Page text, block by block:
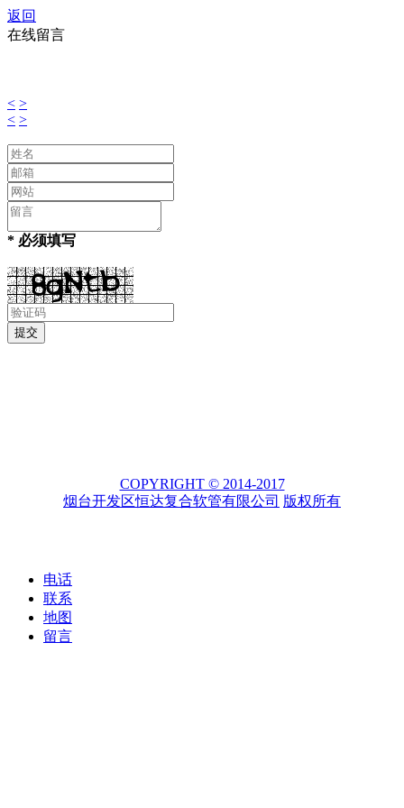
返回
在线留言
< >
< >
* 必须填写
COPYRIGHT © 2014-2017
烟台开发区恒达复合软管有限公司 版权所有
电话
联系
地图
留言